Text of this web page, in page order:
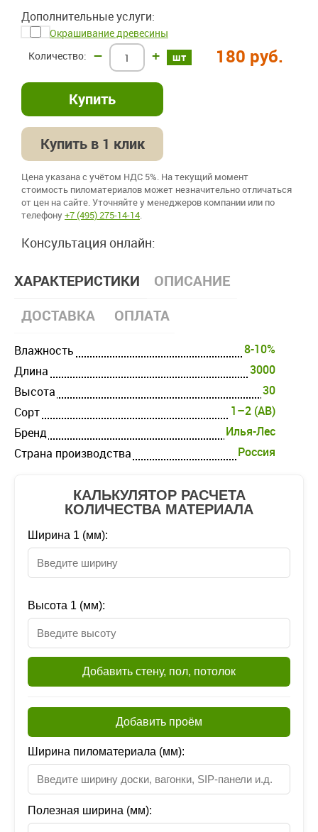
Дополнительные услуги:
Окрашивание древесины
шт
– + 180 руб.
Купить в 1 клик
Цена указана с учётом НДС 5%. На текущий момент
стоимость пиломатериалов может незначительно отличаться
от цен на сайте. Уточняйте у менеджеров компании или по
телефону+7 (495) 275-14-14.
Консультация онлайн:
ХАРАКТЕРИСТИКИ
ОПИСАНИЕ
ДОСТАВКА
ОПЛАТА
Влажность
8-10%
Длина
3000
Высота
30
Cорт
1–2 (AB)
Бренд
Илья-Лес
Страна производства
Россия
КАЛЬКУЛЯТОР РАСЧЕТА
КОЛИЧЕСТВА МАТЕРИАЛА
Ширина 1 (мм):
Высота 1 (мм):
Добавить стену, пол, потолок
Добавить проём
Ширина пиломатериала (мм):
Полезная ширина (мм):